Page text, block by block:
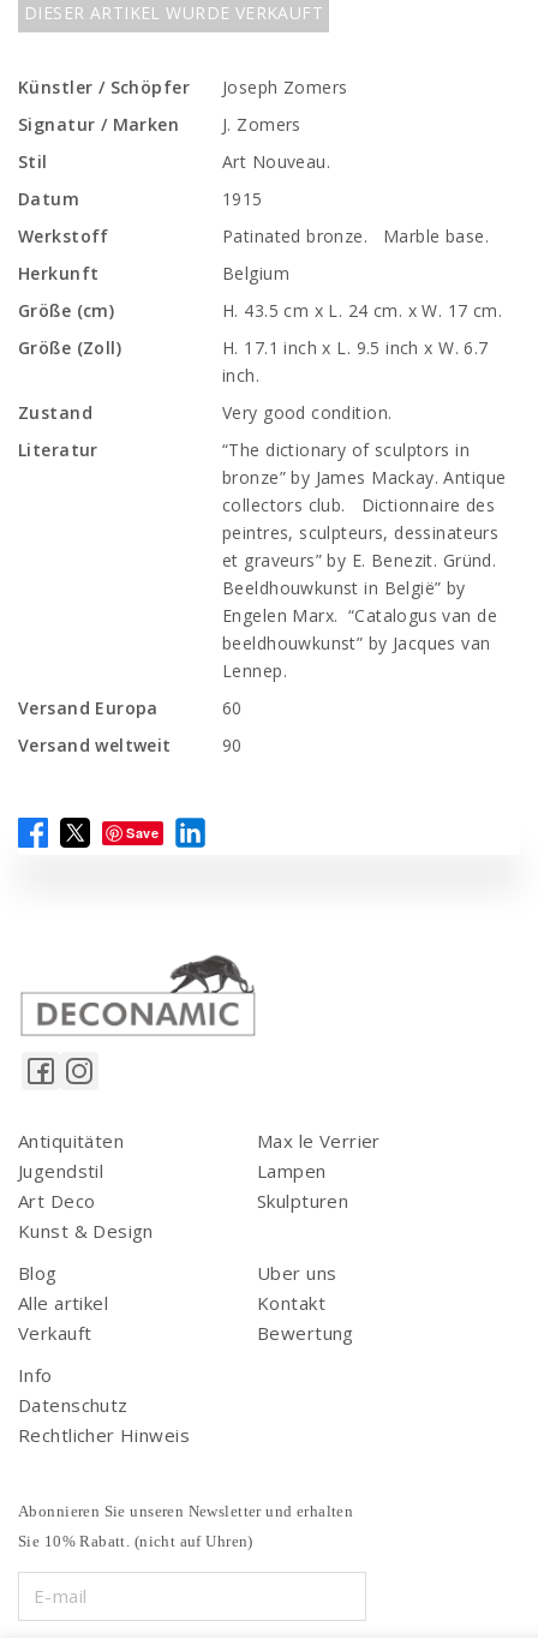
DIESER ARTIKEL WURDE VERKAUFT
Künstler / Schöpfer
Joseph Zomers
Signatur / Marken
J. Zomers
Stil
Art Nouveau.
Datum
1915
Werkstoff
Patinated bronze. Marble base.
Herkunft
Belgium
Größe (cm)
H. 43.5 cm x L. 24 cm. x W. 17 cm.
Größe (Zoll)
H. 17.1 inch x L. 9.5 inch x W. 6.7
inch.
Zustand
Very good condition.
Literatur
“The dictionary of sculptors in
bronze” by James Mackay. Antique
collectors club. Dictionnaire des
peintres, sculpteurs, dessinateurs
et graveurs” by E. Benezit. Gründ.
Beeldhouwkunst in België” by
Engelen Marx. “Catalogus van de
beeldhouwkunst” by Jacques van
Lennep.
Versand Europa
60
Versand weltweit
90
Save
Antiquitäten
Jugendstil
Art Deco
Kunst & Design
Max le Verrier
Lampen
Skulpturen
Blog
Alle artikel
Verkauft
Uber uns
Kontakt
Bewertung
Info
Datenschutz
Rechtlicher Hinweis
Abonnieren Sie unseren Newsletter und erhalten
Sie 10% Rabatt. (nicht auf Uhren)